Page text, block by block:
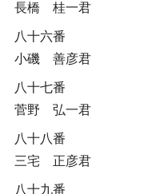
長橋 桂一君
八十六番
小磯 善彦君
八十七番
菅野 弘一君
八十八番
三宅 正彦君
八十九番